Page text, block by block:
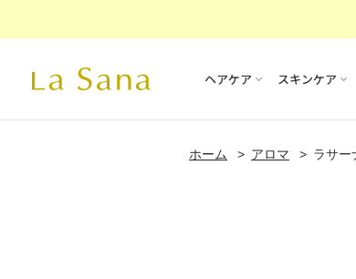
ヘアケア スキンケア
ホーム アロマ ラサー